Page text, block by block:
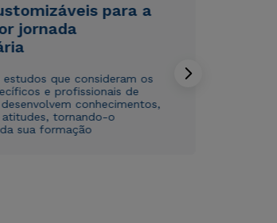
para a
jornada
estudos que consideram os
e profissionais de
conhecimentos,
atitudes, tornando-o
sua formação
Rápido e fácil
WhatsApp
Rápido e fácil
WhatsApp